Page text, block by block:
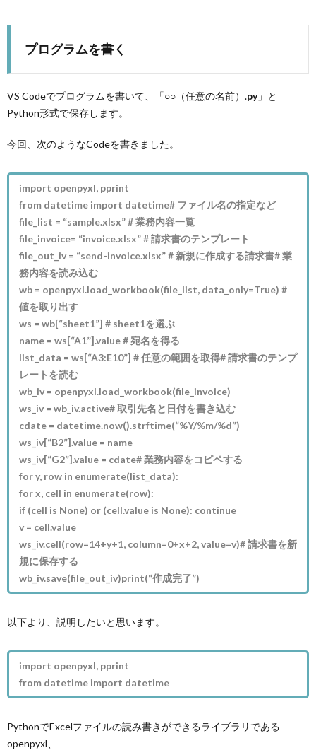
プログラムを書く
VS Codeでプログラムを書いて、「○○（任意の名前）.py」と
Python形式で保存します。
今回、次のようなCodeを書きました。
import openpyxl, pprint
from datetime import datetime# ファイル名の指定など
file_list = “sample.xlsx” # 業務内容一覧
file_invoice= “invoice.xlsx” # 請求書のテンプレート
file_out_iv = “send-invoice.xlsx” # 新規に作成する請求書# 業
務内容を読み込む
wb = openpyxl.load_workbook(file_list, data_only=True) #
値を取り出す
ws = wb[“sheet1”] # sheet1を選ぶ
name = ws[“A1”].value # 宛名を得る
list_data = ws[“A3:E10”] # 任意の範囲を取得# 請求書のテンプ
レートを読む
wb_iv = openpyxl.load_workbook(file_invoice)
ws_iv = wb_iv.active# 取引先名と日付を書き込む
cdate = datetime.now().strftime(“%Y/%m/%d”)
ws_iv[“B2”].value = name
ws_iv[“G2”].value = cdate# 業務内容をコピペする
for y, row in enumerate(list_data):
for x, cell in enumerate(row):
if (cell is None) or (cell.value is None): continue
v = cell.value
ws_iv.cell(row=14+y+1, column=0+x+2, value=v)# 請求書を新
規に保存する
wb_iv.save(file_out_iv)print(“作成完了”)
以下より、説明したいと思います。
import openpyxl, pprint
from datetime import datetime
PythonでExcelファイルの読み書きができるライブラリである
openpyxl、